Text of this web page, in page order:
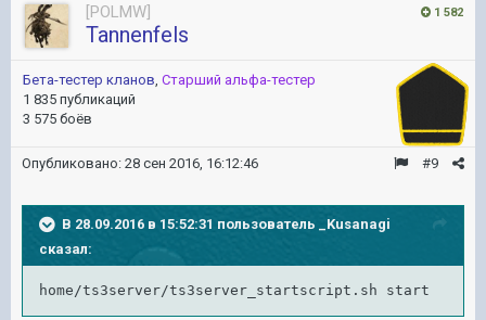
1 582
[POLMW]
Tannenfels
Бета-тестер кланов Старший альфа-тестер
1 835 публикаций
3 575 боёв
#9
Опубликовано: 28 сен 2016, 16:12:46
В 28.09.2016 в 15:52:31 пользователь _Kusanagi
сказал:
home/ts3server/ts3server_startscript.sh start